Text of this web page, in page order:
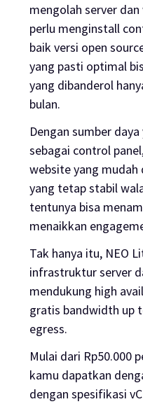
mengolah server
perlu menginstall
baik versi open
yang pasti optimal
yang dibanderol
bulan.
Dengan sumber daya
sebagai control panel
website yang mudah
yang tetap stabil
tentunya bisa
menaikkan
Tak hanya itu, NEO
infrastruktur server
mendukung high
gratis bandwidth up
egress.
Mulai dari Rp50.000
kamu dapatkan
dengan spesifikasi